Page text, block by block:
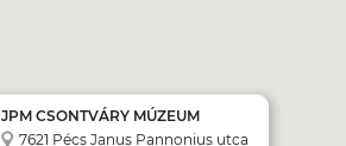
JPM CSONTVÁRY MÚZEUM
7621 Pécs Janus Pannonius utca